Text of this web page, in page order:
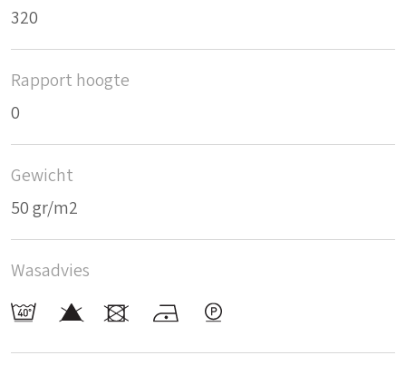
320
Rapport hoogte
0
Gewicht
50 gr/m2
Wasadvies